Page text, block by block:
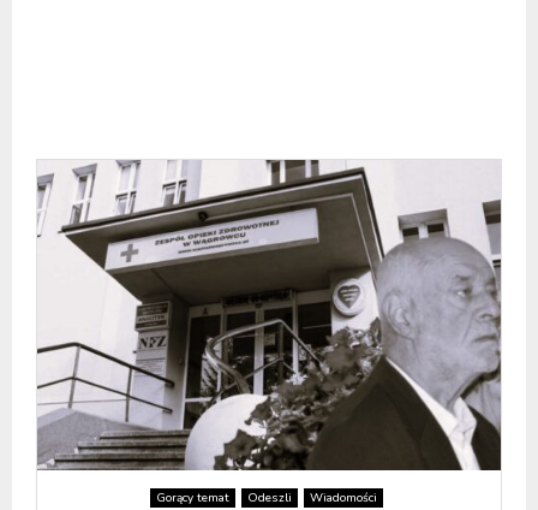
Gorący temat Odeszli Wiadomości